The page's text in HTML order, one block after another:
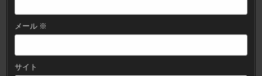
メール ※
サイト